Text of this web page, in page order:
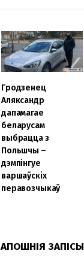
Гродзенец
Аляксандр
дапамагае
беларусам
выбрацца з
Польшчы –
дэмпінгуе
варшаўскіх
перавозчыкаў
АПОШНІЯ ЗАПІСЫ